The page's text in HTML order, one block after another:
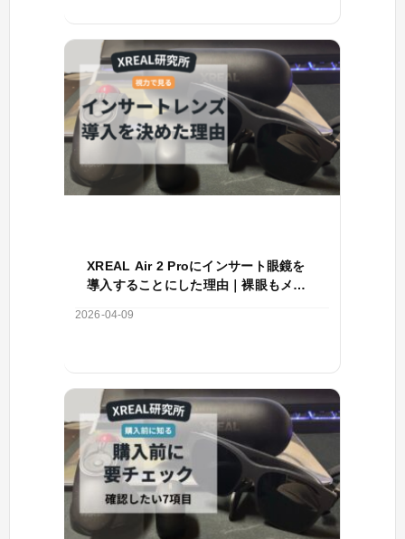
XREAL Air 2 Proにインサート眼鏡を
導入することにした理由｜裸眼もメガ
2026-04-09